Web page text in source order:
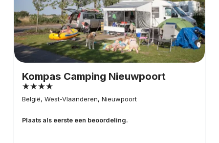
Kompas Camping Nieuwpoort
België, West-Vlaanderen, Nieuwpoort
Plaats als eerste een beoordeling.